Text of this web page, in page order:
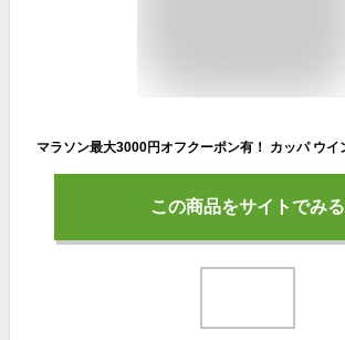
この商品をサイトでみる